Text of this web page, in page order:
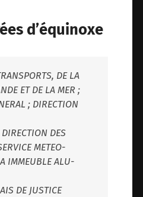
d’équinoxe
DE LA
ET DE LA MER ;
; DIRECTION
DES
METEO-
IMMEUBLE ALU-
DE JUSTICE